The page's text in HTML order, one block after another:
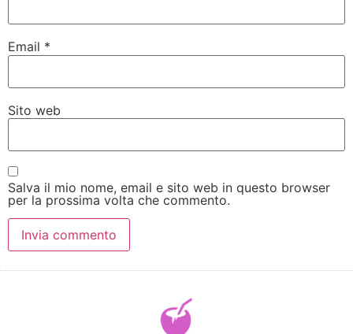
Email *
Sito web
Salva il mio nome, email e sito web in questo browser
per la prossima volta che commento.